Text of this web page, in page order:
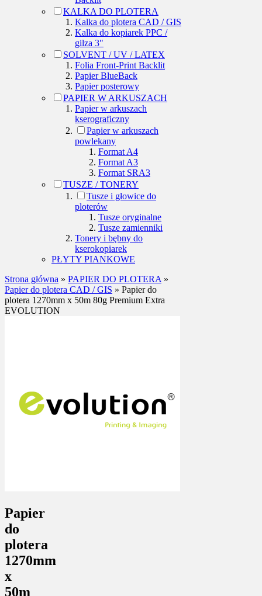
KALKA DO PLOTERA
Kalka do plotera CAD / GIS
Kalka do kopiarek PPC /
gilza 3"
SOLVENT / UV / LATEX
Folia Front-Print Backlit
Papier BlueBack
Papier posterowy
PAPIER W ARKUSZACH
Papier w arkuszach
kserograficzny
Papier w arkuszach
powlekany
Format A4
Format A3
Format SRA3
TUSZE / TONERY
Tusze i głowice do
ploterów
Tusze oryginalne
Tusze zamienniki
Tonery i bębny do
kserokopiarek
PŁYTY PIANKOWE
Strona główna » PAPIER DO PLOTERA »
Papier do plotera CAD / GIS » Papier do
plotera 1270mm x 50m 80g Premium Extra
EVOLUTION
Papier
do
plotera
1270mm
x
50m